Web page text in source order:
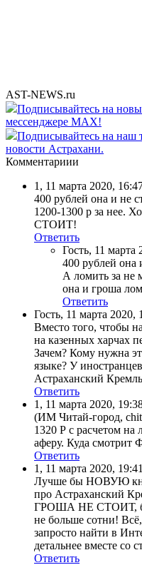
AST-NEWS.ru
Подписывайтесь на
мессенджере MAX!
Подписывайтесь на наш
новости Астрахани.
Комментариии
1 , 11 марта 2020,
400 рублей она и не
1200-1300 р за нее.
СТОИТ!
Ответить
Гость, 11 марта
400 рублей она
А ломить за не
она и гроша
Ответить
Гость, 11 марта 2020,
Вместо того, чтобы
на казенных харчах
Зачем? Кому нужна
языке? У
Астраханский
Ответить
1 , 11 марта 2020,
(ИМ Читай-город,
1320 Р с расчетом на
аферу. Куда смотрит
Ответить
1 , 11 марта 2020, 19:41
Лучше бы НОВУЮ
про Астраханский
ГРОША НЕ СТОИТ,
не больше сотни!
запросто найти в
детальнее вместе со
Ответить